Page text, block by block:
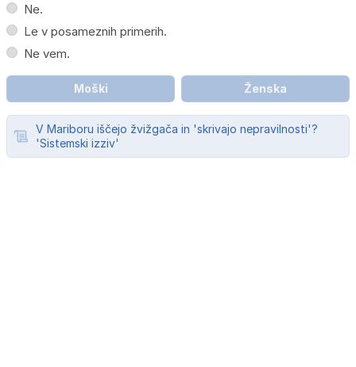
Ne.
Le v posameznih primerih.
Ne vem.
Moški Ženska
V Mariboru iščejo žvižgača in 'skrivajo nepravilnosti'?
'Sistemski izziv'